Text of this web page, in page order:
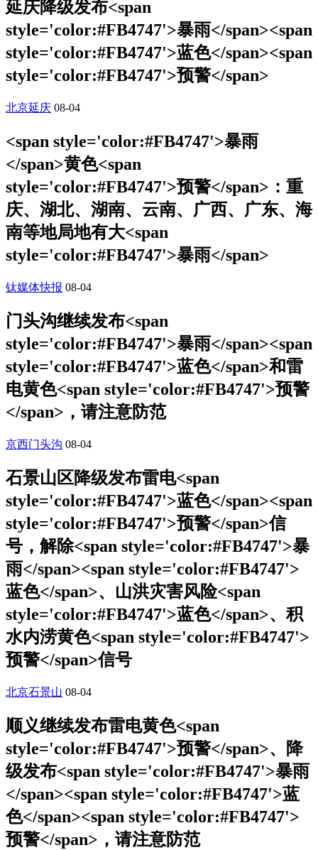
延庆降级发布<span
style='color:#FB4747'>暴雨</span><span
style='color:#FB4747'>蓝色</span><span
style='color:#FB4747'>预警</span>
北京延庆 08-04
<span style='color:#FB4747'>暴雨
</span>黄色<span
style='color:#FB4747'>预警</span>：重
庆、湖北、湖南、云南、广西、广东、海
南等地局地有大<span
style='color:#FB4747'>暴雨</span>
钛媒体快报 08-04
门头沟继续发布<span
style='color:#FB4747'>暴雨</span><span
style='color:#FB4747'>蓝色</span>和雷
电黄色<span style='color:#FB4747'>预警
</span>，请注意防范
京西门头沟 08-04
石景山区降级发布雷电<span
style='color:#FB4747'>蓝色</span><span
style='color:#FB4747'>预警</span>信
号，解除<span style='color:#FB4747'>暴
雨</span><span style='color:#FB4747'>
蓝色</span>、山洪灾害风险<span
style='color:#FB4747'>蓝色</span>、积
水内涝黄色<span style='color:#FB4747'>
预警</span>信号
北京石景山 08-04
顺义继续发布雷电黄色<span
style='color:#FB4747'>预警</span>、降
级发布<span style='color:#FB4747'>暴雨
</span><span style='color:#FB4747'>蓝
色</span><span style='color:#FB4747'>
预警</span>，请注意防范